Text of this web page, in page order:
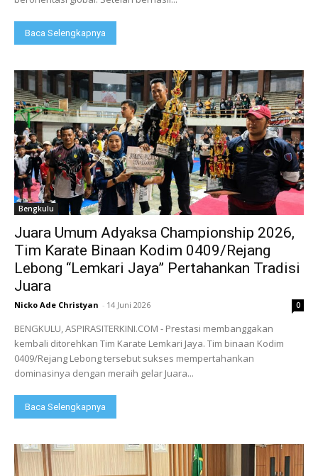
Baca Selengkapnya
Bengkulu
Juara Umum Adyaksa Championship 2026,
Tim Karate Binaan Kodim 0409/Rejang
Lebong “Lemkari Jaya” Pertahankan Tradisi
Juara
Nicko Ade Christyan - 14 Juni 2026 0
BENGKULU, ASPIRASITERKINI.COM - Prestasi membanggakan
kembali ditorehkan Tim Karate Lemkari Jaya. Tim binaan Kodim
0409/Rejang Lebong tersebut sukses mempertahankan
dominasinya dengan meraih gelar Juara...
Baca Selengkapnya